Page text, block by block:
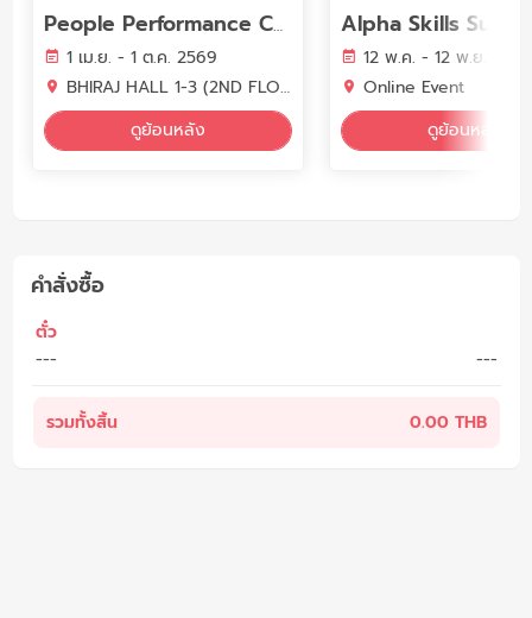
People Performance Conference (PPC2026) - YEAR OF WORK LIFE INTELLIGENCE
1 เม.ย. - 1 ต.ค. 2569
BHIRAJ HALL 1-3 (2ND FLOOR) BITEC BANGNA
ดูย้อนหลัง
12 พ.ค. - 12 พ.ย. 2569
Online Event
ดูย้อนหลัง
คำสั่งซื้อ
ตั๋ว
---
---
รวมทั้งสิ้น 0.00 THB